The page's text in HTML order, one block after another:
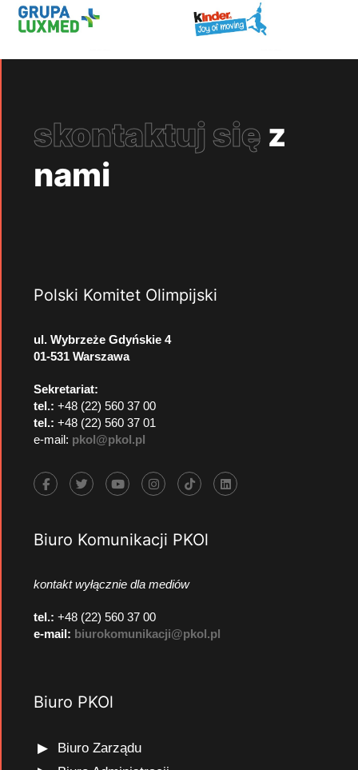
skontaktuj się z
nami
Polski Komitet Olimpijski
ul. Wybrzeże Gdyńskie 4
01-531 Warszawa
Sekretariat:
tel.: +48 (22) 560 37 00
tel.: +48 (22) 560 37 01
e-mail: pkol@pkol.pl
Biuro Komunikacji PKOl
kontakt wyłącznie dla mediów
tel.: +48 (22) 560 37 00
e-mail: biurokomunikacji@pkol.pl
Biuro PKOl
Biuro Zarządu